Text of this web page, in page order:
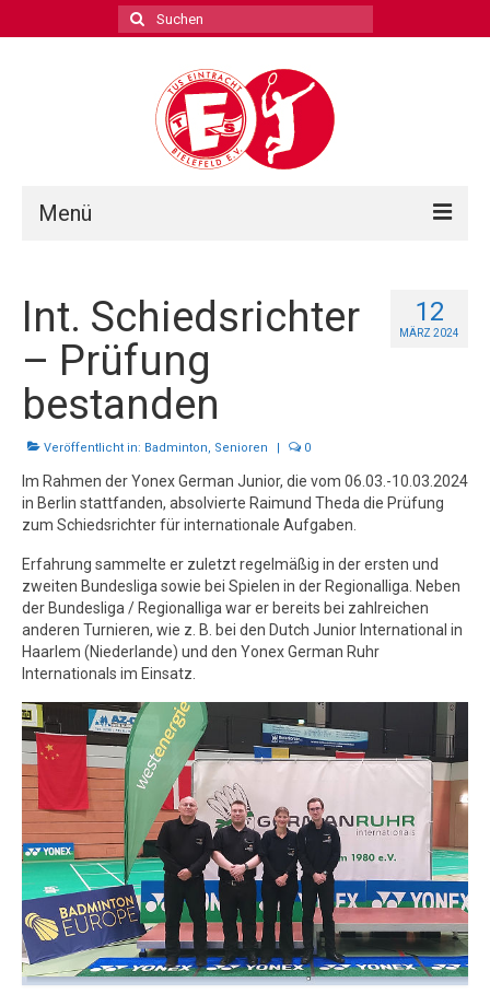
Suchen
nach:
Menü
Abteilungsleitung
Kontakt
12
MÄRZ 2024
Int. Schiedsrichter
– Prüfung
bestanden
Veröffentlicht in: Badminton, Senioren | 0
Im Rahmen der Yonex German Junior, die vom 06.03.-10.03.2024
in Berlin stattfanden, absolvierte Raimund Theda die Prüfung
zum Schiedsrichter für internationale Aufgaben.
Erfahrung sammelte er zuletzt regelmäßig in der ersten und
zweiten Bundesliga sowie bei Spielen in der Regionalliga. Neben
der Bundesliga / Regionalliga war er bereits bei zahlreichen
anderen Turnieren, wie z. B. bei den Dutch Junior International in
Haarlem (Niederlande) und den Yonex German Ruhr
Internationals im Einsatz.